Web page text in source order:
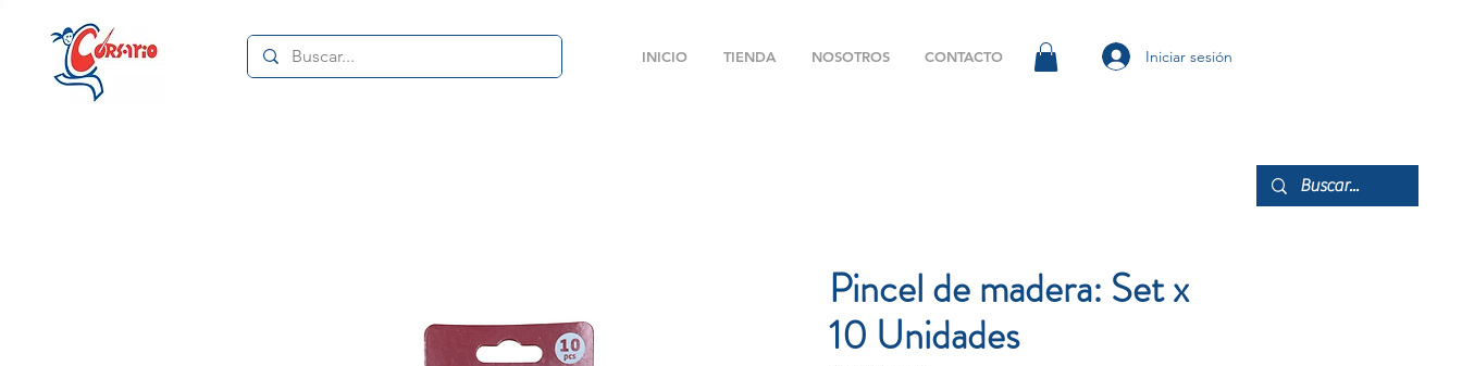
INICIO TIENDA NOSOTROS CONTACTO Iniciar sesión
Pincel de madera: Set x
10 Unidades